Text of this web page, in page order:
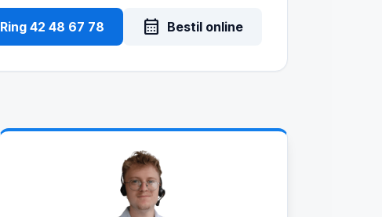
Ring 42 48 67 78 calendar_month Bestil online